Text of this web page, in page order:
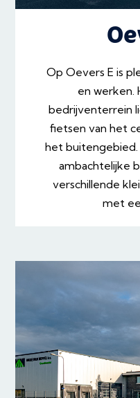
Op Oevers E is
en werken.
bedrijventerrein
fietsen van het
het buitengebied.
ambachtelijke
verschillende
met